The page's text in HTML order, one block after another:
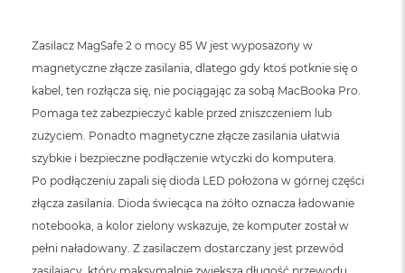
Zasilacz MagSafe 2 o mocy 85 W jest wyposażony w
magnetyczne złącze zasilania, dlatego gdy ktoś potknie się o
kabel, ten rozłącza się, nie pociągając za sobą MacBooka Pro.
Pomaga też zabezpieczyć kable przed zniszczeniem lub
zużyciem. Ponadto magnetyczne złącze zasilania ułatwia
szybkie i bezpieczne podłączenie wtyczki do komputera.
Po podłączeniu zapali się dioda LED położona w górnej części
złącza zasilania. Dioda świecąca na żółto oznacza ładowanie
notebooka, a kolor zielony wskazuje, że komputer został w
pełni naładowany. Z zasilaczem dostarczany jest przewód